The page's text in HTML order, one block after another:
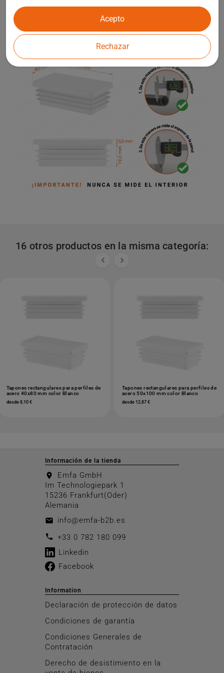
infantiles y otros elementos de la arquitectura de jardines.
16 otros productos en la misma categoría:
 
Tapones rectangulares para perfiles de
acero 40x80 mm color Blanco
desde 8,10 €
Tapones rectangulares para perfiles de
acero 50x100 mm color Blanco
desde 12,87 €
Rechazar
Acepto
Información de la tienda
location_on
Emfa GmbH
Im Technologiepark 1
15236 Frankfurt(Oder)
Alemania
email info@emfa-b2b.es
call +33 0 782 180 099
Linkedin
Facebook
Information
Declaración de protección de datos
Condiciones de garantía
Condiciones Generales de
Contratación
Derecho de desistimiento en la